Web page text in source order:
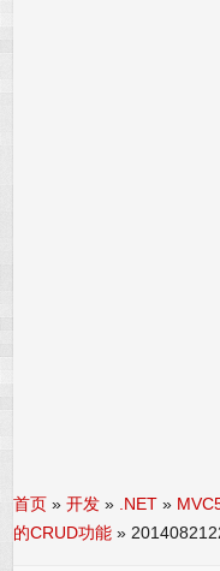
首页 »开发 » .NET »
的CRUD功能 »